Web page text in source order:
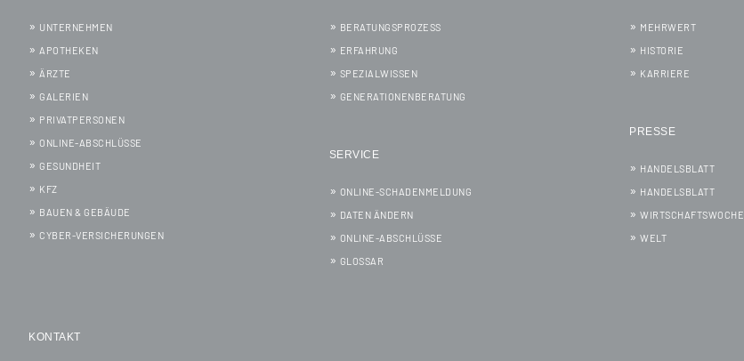
UNTERNEHMEN
APOTHEKEN
ÄRZTE
GALERIEN
PRIVATPERSONEN
ONLINE-ABSCHLÜSSE
GESUNDHEIT
KFZ
BAUEN & GEBÄUDE
CYBER-VERSICHERUNGEN
BERATUNGSPROZESS
ERFAHRUNG
SPEZIALWISSEN
GENERATIONENBERATUNG
SERVICE
ONLINE-SCHADENMELDUNG
DATEN ÄNDERN
ONLINE-ABSCHLÜSSE
GLOSSAR
MEHRWERT
HISTORIE
KARRIERE
PRESSE
HANDELSBLATT
HANDELSBLATT
WIRTSCHAFTSWOCHE
WELT
KONTAKT